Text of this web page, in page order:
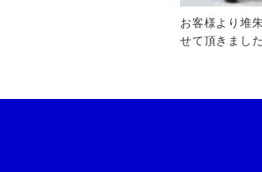
お客様より堆
せて頂きました